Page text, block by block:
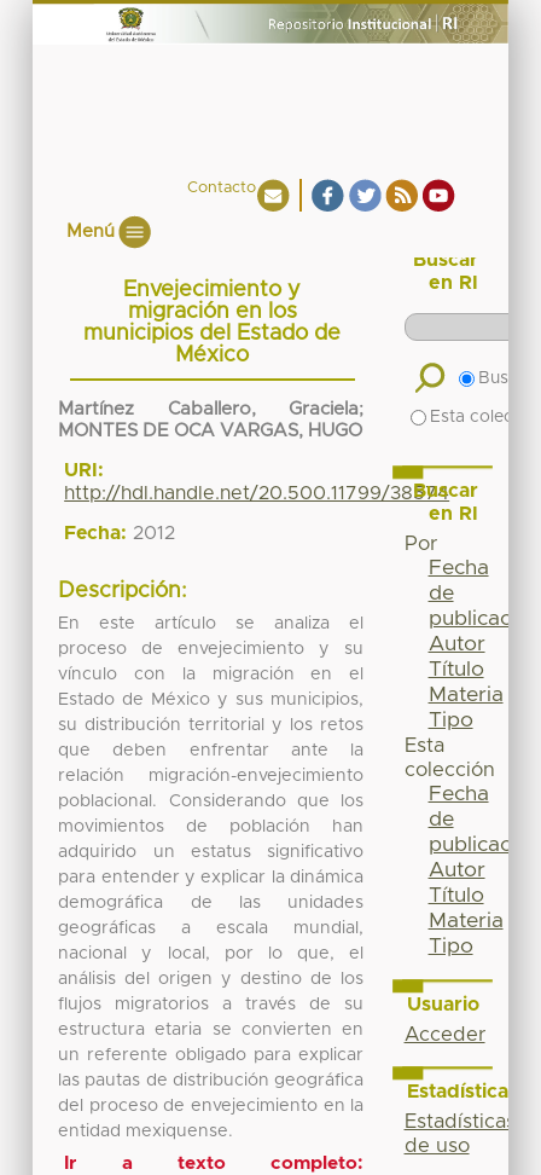
Contacto
Menú
Envejecimiento y
migración en los
municipios del Estado de
México
Martínez Caballero, Graciela;
MONTES DE OCA VARGAS, HUGO
URI:
http://hdl.handle.net/20.500.11799/38574
Fecha: 2012
Descripción:
En este artículo se analiza el
proceso de envejecimiento y su
vínculo con la migración en el
Estado de México y sus municipios,
su distribución territorial y los retos
que deben enfrentar ante la
relación migración-envejecimiento
poblacional. Considerando que los
movimientos de población han
adquirido un estatus significativo
para entender y explicar la dinámica
demográfica de las unidades
geográficas a escala mundial,
nacional y local, por lo que, el
análisis del origen y destino de los
flujos migratorios a través de su
estructura etaria se convierten en
un referente obligado para explicar
las pautas de distribución geográfica
del proceso de envejecimiento en la
entidad mexiquense.
Ir a texto completo:
Buscar
en RI
Buscar
Esta
Buscar
en RI
Por
Fecha
de
publicación
Autor
Título
Materia
Tipo
Esta
colección
Fecha
de
publicación
Autor
Título
Materia
Tipo
Usuario
Acceder
Estadísticas
Estadísticas
de uso